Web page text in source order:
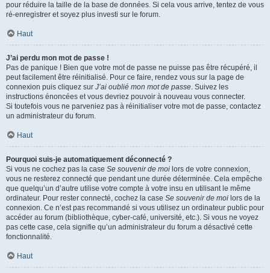
pour réduire la taille de la base de données. Si cela vous arrive, tentez de vous
ré-enregistrer et soyez plus investi sur le forum.
Haut
J’ai perdu mon mot de passe !
Pas de panique ! Bien que votre mot de passe ne puisse pas être récupéré, il
peut facilement être réinitialisé. Pour ce faire, rendez vous sur la page de
connexion puis cliquez sur J’ai oublié mon mot de passe. Suivez les
instructions énoncées et vous devriez pouvoir à nouveau vous connecter.
Si toutefois vous ne parveniez pas à réinitialiser votre mot de passe, contactez
un administrateur du forum.
Haut
Pourquoi suis-je automatiquement déconnecté ?
Si vous ne cochez pas la case Se souvenir de moi lors de votre connexion,
vous ne resterez connecté que pendant une durée déterminée. Cela empêche
que quelqu’un d’autre utilise votre compte à votre insu en utilisant le même
ordinateur. Pour rester connecté, cochez la case Se souvenir de moi lors de la
connexion. Ce n’est pas recommandé si vous utilisez un ordinateur public pour
accéder au forum (bibliothèque, cyber-café, université, etc.). Si vous ne voyez
pas cette case, cela signifie qu’un administrateur du forum a désactivé cette
fonctionnalité.
Haut